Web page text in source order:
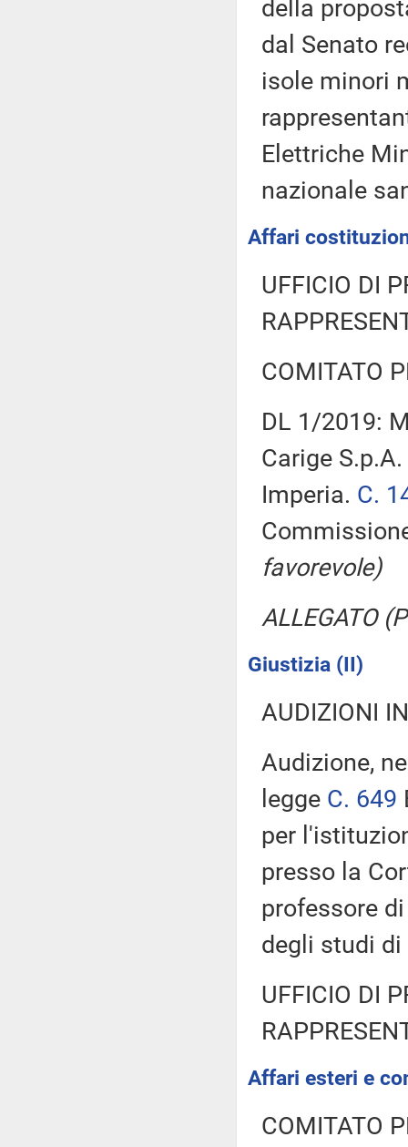
della
dal Senato
isole minori
Elettriche
nazionale
Affari
UFFICIO DI
COMITATO
DL 1/2019:
Carige
Imperia. C.
favorevole)
ALLEGATO
Giustizia (II)
AUDIZIONI
Audizione,
legge C. 649
per
presso la
professore
degli studi di
UFFICIO DI
Affari esteri e
COMITATO